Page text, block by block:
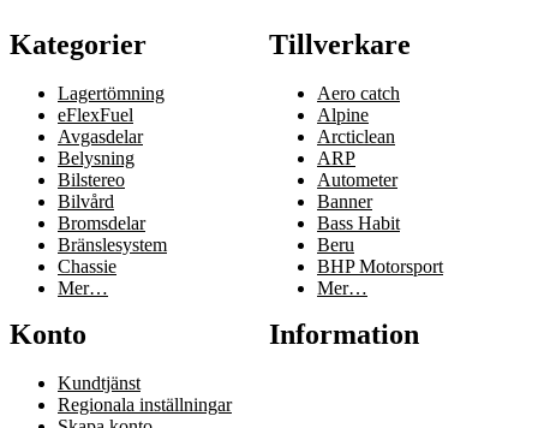
Kategorier
Lagertömning
eFlexFuel
Avgasdelar
Belysning
Bilstereo
Bilvård
Bromsdelar
Bränslesystem
Chassie
Mer…
Tillverkare
Aero catch
Alpine
Arcticlean
ARP
Autometer
Banner
Bass Habit
Beru
BHP Motorsport
Mer…
Konto
Kundtjänst
Regionala inställningar
Information